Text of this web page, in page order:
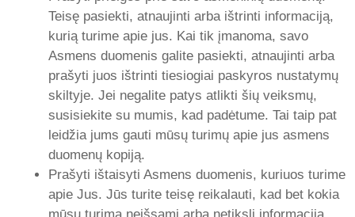
Teisę pasiekti, atnaujinti arba ištrinti informaciją,
kurią turime apie jus. Kai tik įmanoma, savo
Asmens duomenis galite pasiekti, atnaujinti arba
prašyti juos ištrinti tiesiogiai paskyros nustatymų
skiltyje. Jei negalite patys atlikti šių veiksmų,
susisiekite su mumis, kad padėtume. Tai taip pat
leidžia jums gauti mūsų turimų apie jus asmens
duomenų kopiją.
Prašyti ištaisyti Asmens duomenis, kuriuos turime
apie Jus. Jūs turite teisę reikalauti, kad bet kokia
mūsų turima neišsami arba netiksli informacija